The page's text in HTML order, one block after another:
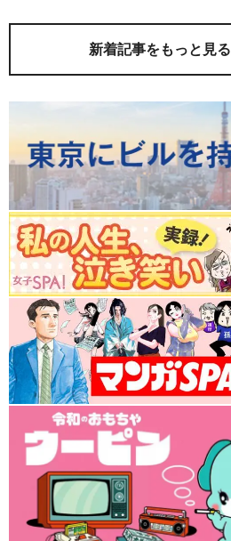
新着記事をもっと見る